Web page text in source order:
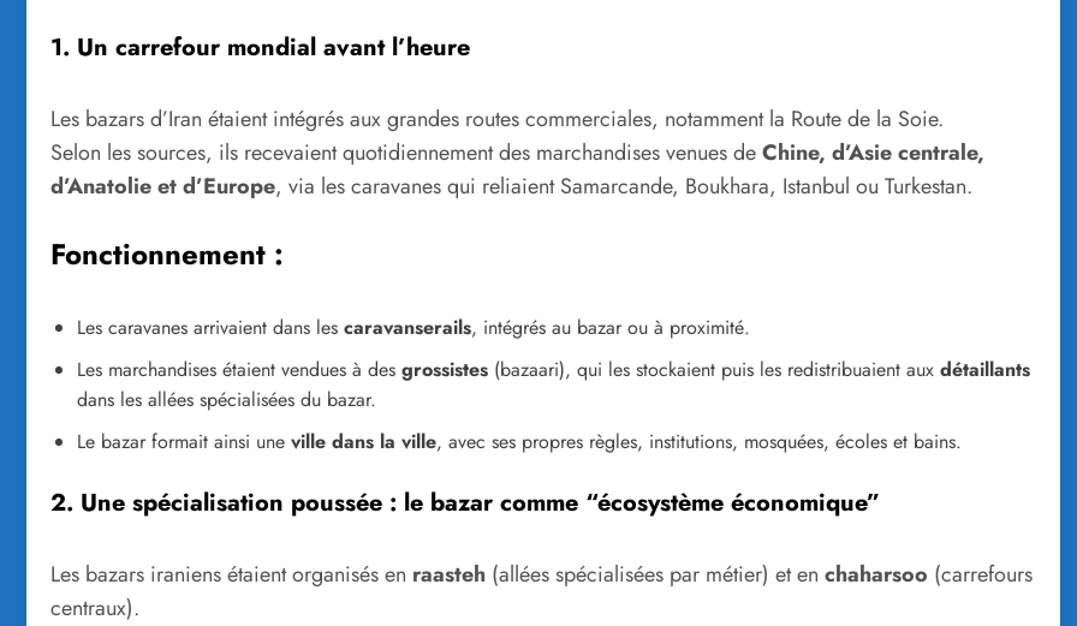
1. Un carrefour mondial avant l’heure
Les bazars d’Iran étaient intégrés aux grandes routes commerciales, notamment la Route de la Soie.
Selon les sources, ils recevaient quotidiennement des marchandises venues deChine, d’Asie centrale,
d’Anatolie et d’Europe, via les caravanes qui reliaient Samarcande, Boukhara, Istanbul ou Turkestan.
Fonctionnement :
Les caravanes arrivaient dans les caravanserails, intégrés au bazar ou à proximité.
Les marchandises étaient vendues à des grossistes (bazaari), qui les stockaient puis les redistribuaient aux détaillants
dans les allées spécialisées du bazar.
Le bazar formait ainsi une ville dans la ville, avec ses propres règles, institutions, mosquées, écoles et bains.
2. Une spécialisation poussée : le bazar comme “écosystème économique”
Les bazars iraniens étaient organisés en raasteh (allées spécialisées par métier) et en chaharsoo (carrefours
centraux).